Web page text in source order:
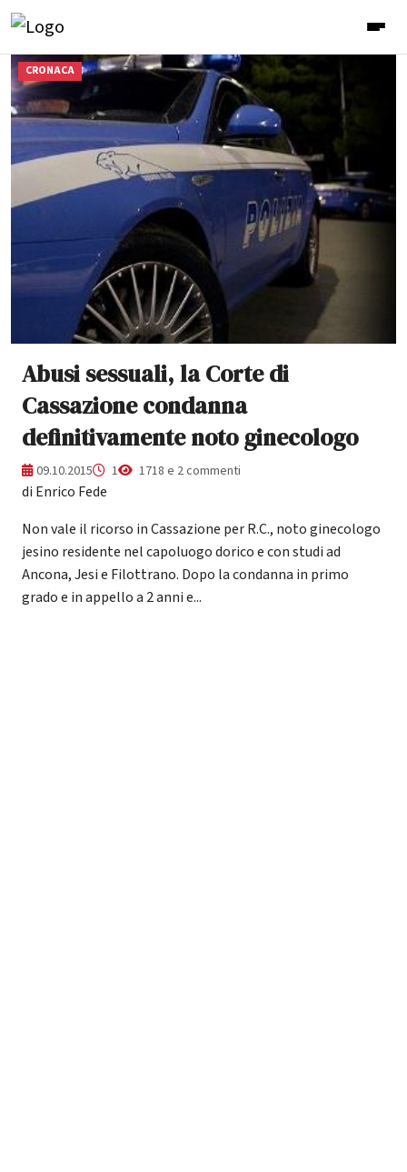
CRONACA
Abusi sessuali, la Corte di
Cassazione condanna
definitivamente noto ginecologo
09.10.2015 1 1718 e 2 commenti
di Enrico Fede
Non vale il ricorso in Cassazione per R.C., noto ginecologo
jesino residente nel capoluogo dorico e con studi ad
Ancona, Jesi e Filottrano. Dopo la condanna in primo
grado e in appello a 2 anni e...